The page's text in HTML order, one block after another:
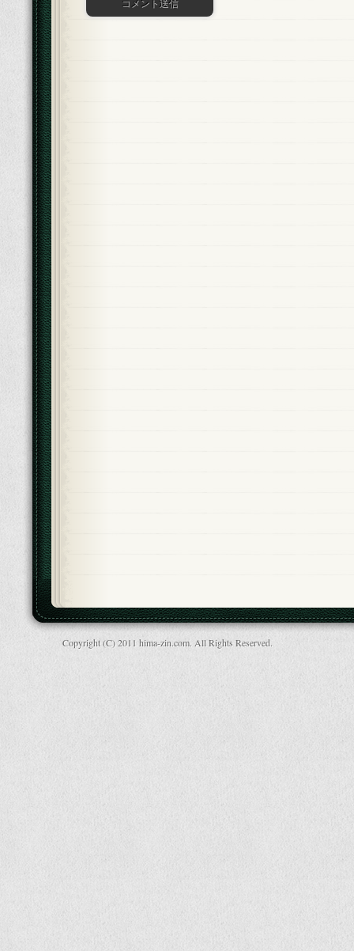
Copyright (C) 2011 hima-zin.com. All Rights Reserved.